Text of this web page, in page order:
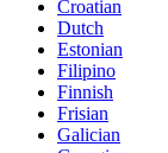
Croatian
Dutch
Estonian
Filipino
Finnish
Frisian
Galician